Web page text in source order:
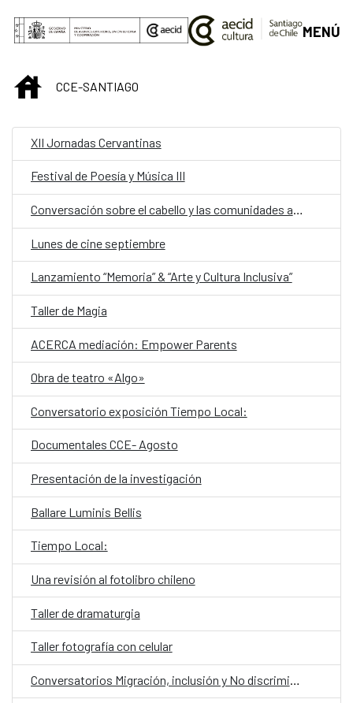
Saltar al contenido principal
MENÚ
INICIOCCE-SANTIAGO
XII Jornadas Cervantinas
Festival de Poesía y Música III
Conversación sobre el cabello y las comunidades afrodescendientes
Lunes de cine septiembre
Lanzamiento “Memoria” & “Arte y Cultura Inclusiva”
Taller de Magia
ACERCA mediación: Empower Parents
Obra de teatro «Algo»
Conversatorio exposición Tiempo Local:
Documentales CCE- Agosto
Presentación de la investigación
Ballare Luminis Bellis
Tiempo Local:
Una revisión al fotolibro chileno
Taller de dramaturgia
Taller fotografía con celular
Conversatorios Migración, inclusión y No discriminación.